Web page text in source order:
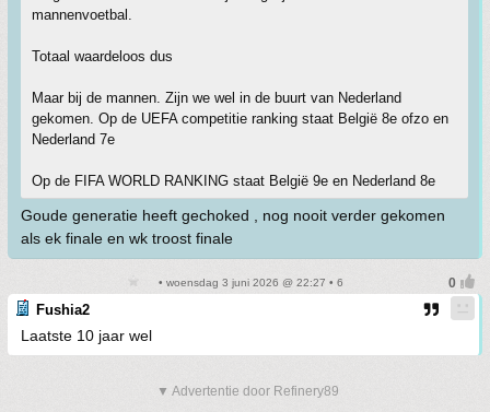
mannenvoetbal.
Totaal waardeloos dus
Maar bij de mannen. Zijn we wel in de buurt van Nederland
gekomen. Op de UEFA competitie ranking staat België 8e ofzo en
Nederland 7e
Op de FIFA WORLD RANKING staat België 9e en Nederland 8e
Goude generatie heeft gechoked , nog nooit verder gekomen
als ek finale en wk troost finale
• woensdag 3 juni 2026 @ 22:27 • 6
Fushia2
Laatste 10 jaar wel
▼ Advertentie door Refinery89